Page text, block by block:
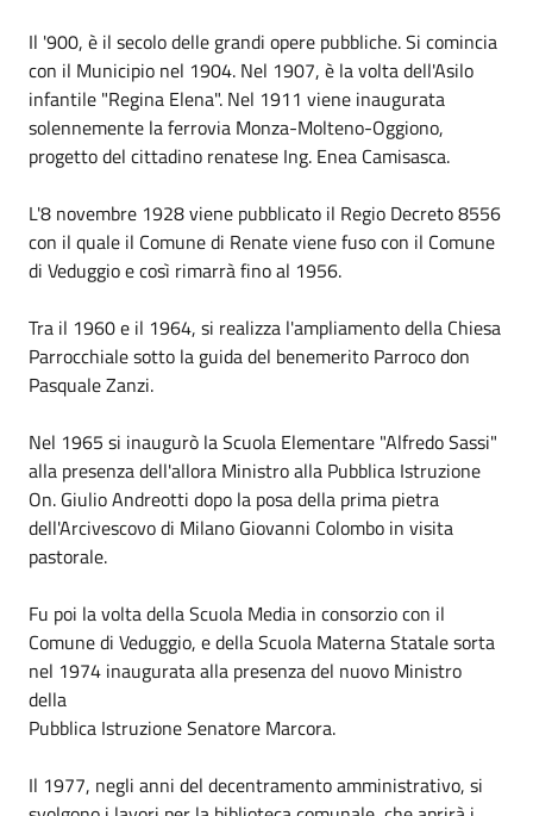
Il '900, è il secolo delle grandi opere pubbliche. Si comincia
con il Municipio nel 1904. Nel 1907, è la volta dell'Asilo
infantile "Regina Elena". Nel 1911 viene inaugurata
solennemente la ferrovia Monza-Molteno-Oggiono,
progetto del cittadino renatese Ing. Enea Camisasca.
L'8 novembre 1928 viene pubblicato il Regio Decreto 8556
con il quale il Comune di Renate viene fuso con il Comune
di Veduggio e così rimarrà fino al 1956.
Tra il 1960 e il 1964, si realizza l'ampliamento della Chiesa
Parrocchiale sotto la guida del benemerito Parroco don
Pasquale Zanzi.
Nel 1965 si inaugurò la Scuola Elementare "Alfredo Sassi"
alla presenza dell'allora Ministro alla Pubblica Istruzione
On. Giulio Andreotti dopo la posa della prima pietra
dell'Arcivescovo di Milano Giovanni Colombo in visita
pastorale.
Fu poi la volta della Scuola Media in consorzio con il
Comune di Veduggio, e della Scuola Materna Statale sorta
nel 1974 inaugurata alla presenza del nuovo Ministro
della
Pubblica Istruzione Senatore Marcora.
Il 1977, negli anni del decentramento amministrativo, si